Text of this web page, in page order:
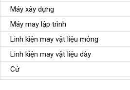
Máy xây dựng
Máy may lập trình
Linh kiện may vật liệu mỏng
Linh kiện may vật liệu dày
Cử